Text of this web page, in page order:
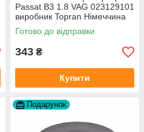
Passat B3 1.8 VAG 023129101
виробник Topran Німеччина
Готово до відправки
343 ₴
Купити
Подарунок